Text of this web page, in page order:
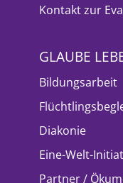
Kontakt zur
GLAUBE
Bildungsarbeit
Diakonie
Eine-Welt-
Partner /